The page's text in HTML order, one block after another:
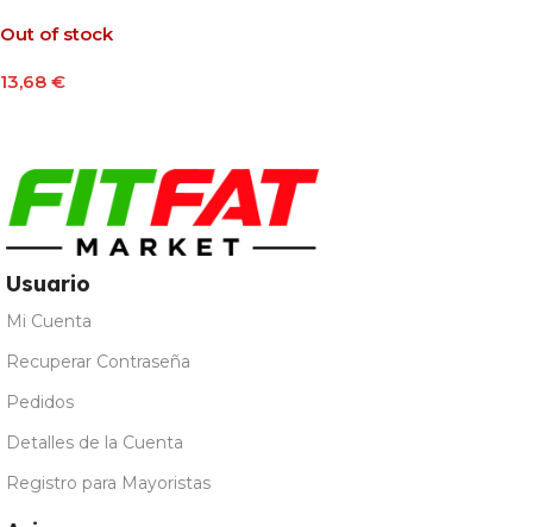
Out of stock
13,68 €
Usuario
Mi Cuenta
Recuperar Contraseña
Pedidos
Detalles de la Cuenta
Registro para Mayoristas